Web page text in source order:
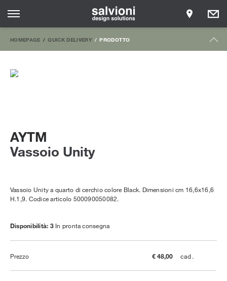
HOMEPAGE QUICK DELIVERY PRODOTTO
Vassoio Unity
AYTM
Vassoio Unity a quarto di cerchio colore Black. Dimensioni cm 16,6x16,6
H.1,9. Codice articolo 500090050082.
Disponibilità: 3 In pronta consegna
Prezzo € 48,00 cad.